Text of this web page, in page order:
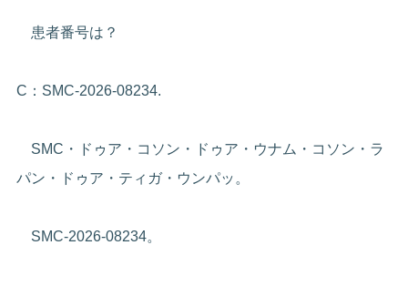
患者番号は？
C：SMC-2026-08234.
SMC・ドゥア・コソン・ドゥア・ウナム・コソン・ラ
パン・ドゥア・ティガ・ウンパッ。
SMC-2026-08234。